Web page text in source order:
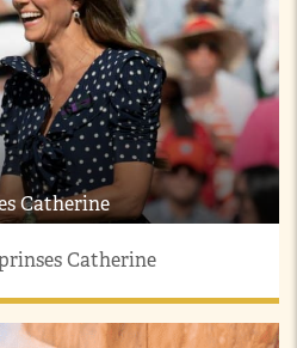
Catherine
Catherine